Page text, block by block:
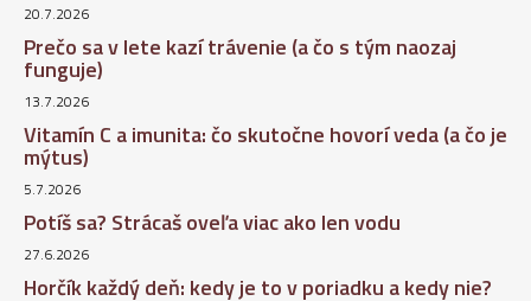
20.7.2026
Prečo sa v lete kazí trávenie (a čo s tým naozaj
funguje)
13.7.2026
Vitamín C a imunita: čo skutočne hovorí veda (a čo je
mýtus)
5.7.2026
Potíš sa? Strácaš oveľa viac ako len vodu
27.6.2026
Horčík každý deň: kedy je to v poriadku a kedy nie?